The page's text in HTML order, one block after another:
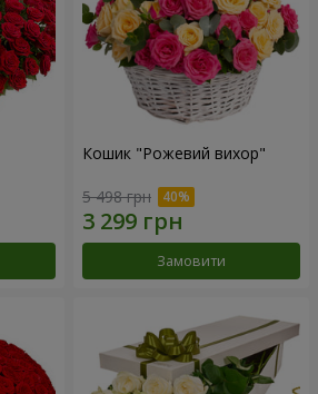
Кошик "Рожевий вихор"
5 498 грн
Замовити